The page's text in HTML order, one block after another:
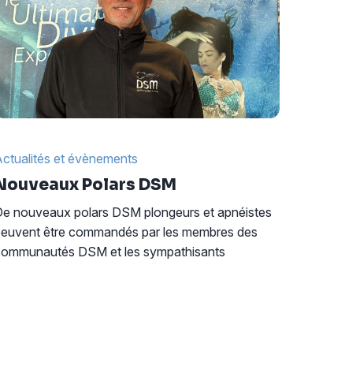
et évènements
Polars DSM
nouveaux polars DSM plongeurs et apnéistes
être commandés par les membres des
DSM et les sympathisants